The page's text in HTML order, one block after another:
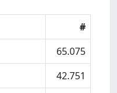
#
65.075
42.751